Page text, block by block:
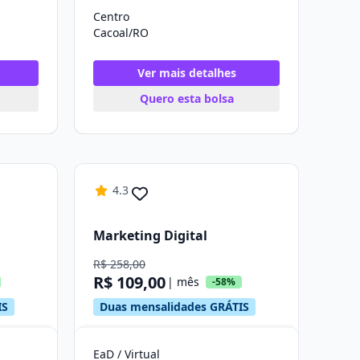
Centro
Cacoal/RO
Ver mais detalhes
Quero esta bolsa
4.3
Marketing Digital
R$ 258,00
R$ 109,00 | mês -58%
Duas mensalidades GRÁTIS
EaD / Virtual